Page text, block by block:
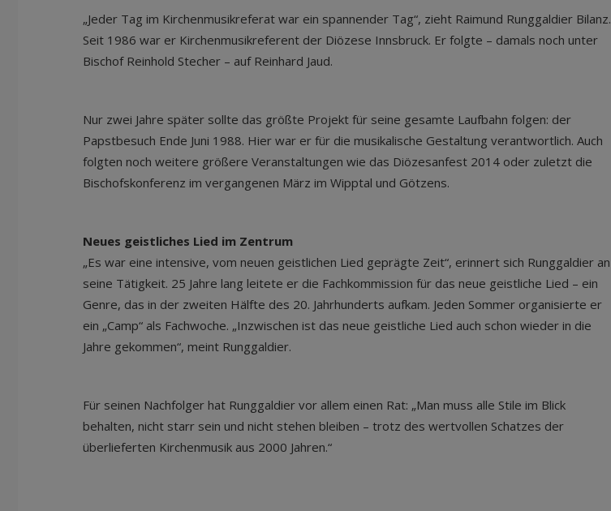
„Jeder Tag im Kirchenmusikreferat war ein spannender Tag“, zieht Raimund Runggaldier Bilanz.
Seit 1986 war er Kirchenmusikreferent der Diözese Innsbruck. Er folgte – damals noch unter
Bischof Reinhold Stecher – auf Reinhard Jaud.
Nur zwei Jahre später sollte das größte Projekt für seine gesamte Laufbahn folgen: der
Papstbesuch Ende Juni 1988. Hier war er für die musikalische Gestaltung verantwortlich. Auch
folgten noch weitere größere Veranstaltungen wie das Diözesanfest 2014 oder zuletzt die
Bischofskonferenz im vergangenen März im Wipptal und Götzens.
Neues geistliches Lied im Zentrum
„Es war eine intensive, vom neuen geistlichen Lied geprägte Zeit“, erinnert sich Runggaldier an
seine Tätigkeit. 25 Jahre lang leitete er die Fachkommission für das neue geistliche Lied – ein
Genre, das in der zweiten Hälfte des 20. Jahrhunderts aufkam. Jeden Sommer organisierte er
ein „Camp“ als Fachwoche. „Inzwischen ist das neue geistliche Lied auch schon wieder in die
Jahre gekommen“, meint Runggaldier.
Für seinen Nachfolger hat Runggaldier vor allem einen Rat: „Man muss alle Stile im Blick
behalten, nicht starr sein und nicht stehen bleiben – trotz des wertvollen Schatzes der
überlieferten Kirchenmusik aus 2000 Jahren.“